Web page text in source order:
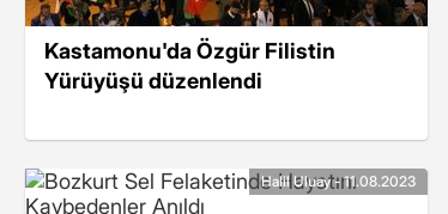
Kastamonu'da Özgür Filistin
Yürüyüşü düzenlendi
Halil Uluay - 11.08.2023